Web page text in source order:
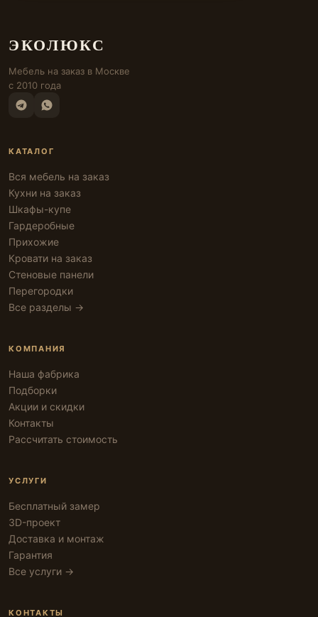
ЭКОЛЮКС
Мебель на заказ в Москве
с 2010 года
КАТАЛОГ
Вся мебель на заказ
Кухни на заказ
Шкафы-купе
Гардеробные
Прихожие
Кровати на заказ
Стеновые панели
Перегородки
Все разделы →
КОМПАНИЯ
Наша фабрика
Подборки
Акции и скидки
Контакты
Рассчитать стоимость
УСЛУГИ
Бесплатный замер
3D-проект
Доставка и монтаж
Гарантия
Все услуги →
КОНТАКТЫ